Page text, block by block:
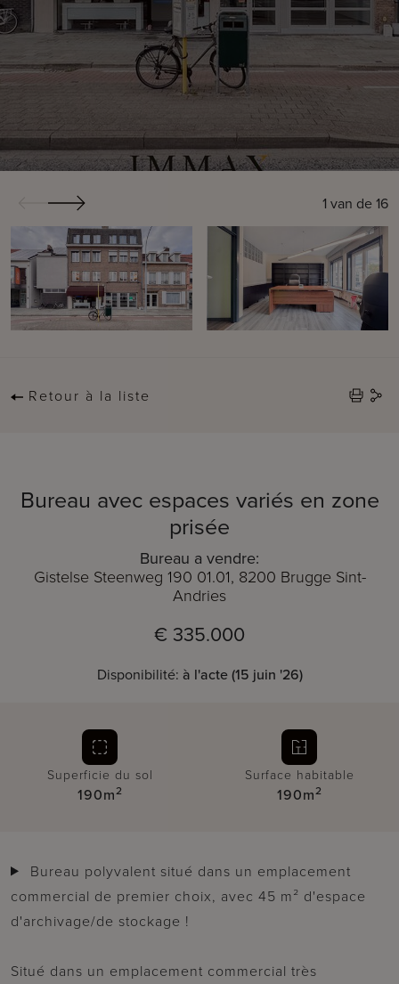
1 van de16
Retour à la liste
Bureau avec espaces variés en zone
prisée
Bureau a vendre:
Gistelse Steenweg 190 01.01, 8200 Brugge Sint-
Andries
€ 335.000
Disponibilité: à l'acte (15 juin '26)
Superficie du sol
190m2
Surface habitable
190m2
commercial de premier choix, avec 45 m² d'espace
d'archivage/de stockage !
Situé dans un emplacement commercial très